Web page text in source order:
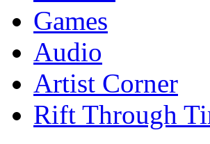
Games
Audio
Artist Corner
Rift Through